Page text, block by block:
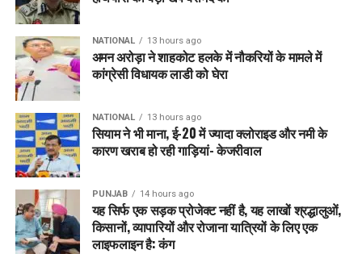
नहीं, नए पंजाब की घोषणा है.
RELATED TOPICS: BHAGWANTMANN
LATEST NEWS
PUNJAB
PUNJABNEWS TRENDING
पंजाब में ‘गैंगस्टरां ते वार’: 72 घंटों के ‘ऑपरेशन प्रहार-2’ में 3260
गिरफ्तार, 135 भगोड़े भी धरे गए
DON'T MISS
BJP पंजाब एससी विंग के वित्त सचिव अमरजीत सिंह कोकरी कलां
‘आप’ में शामिल
NATIONAL 13 hours ago
अमन अरोड़ा ने शाहकोट हलके में नौकरियों के मामले में
कांग्रेसी विधायक लाडी को घेरा
NATIONAL 13 hours ago
सियाम ने भी माना, ई-20 में ज्यादा क्लोराइड और नमी के
कारण खराब हो रही गाड़ियां- केजरीवाल
PUNJAB 14 hours ago
यह सिर्फ एक सड़क प्रोजेक्ट नहीं है, यह लाखों श्रद्धालुओं,
किसानों, व्यापारियों और रोजाना यात्रियों के लिए एक
लाइफलाइन है: कंग